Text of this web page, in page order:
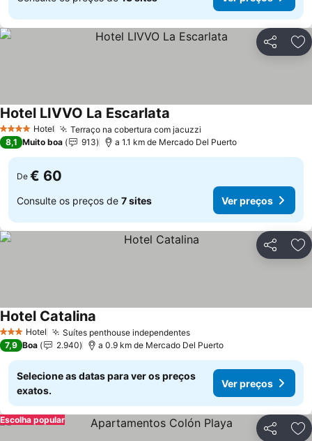
Partilhar
4 EstrelasHotel Terraço na cobertura com jacuzzi
Hotel LIVVO La Escarlata
8,1 Muito boa 913 a 1.1 km de Mercado Del Puerto
De € 60
Consulte os preços de 7 sites Ver preços
Partilhar
3 EstrelasHotel Suítes penthouse independentes
Hotel Catalina
7,9 Boa 2.940 a 0.9 km de Mercado Del Puerto
Selecione as datas para ver os preços
exatos.
Ver preços
Partilhar
Escolha popular